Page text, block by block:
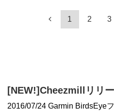
1 2 3
[NEW!]Cheezmillリリ
2016/07/24 Garmin BirdsEye